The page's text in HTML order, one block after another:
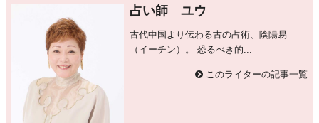
占い師 ユウ
古代中国より伝わる古の占術、陰陽易
（イーチン）。 恐るべき的...
このライターの記事一覧